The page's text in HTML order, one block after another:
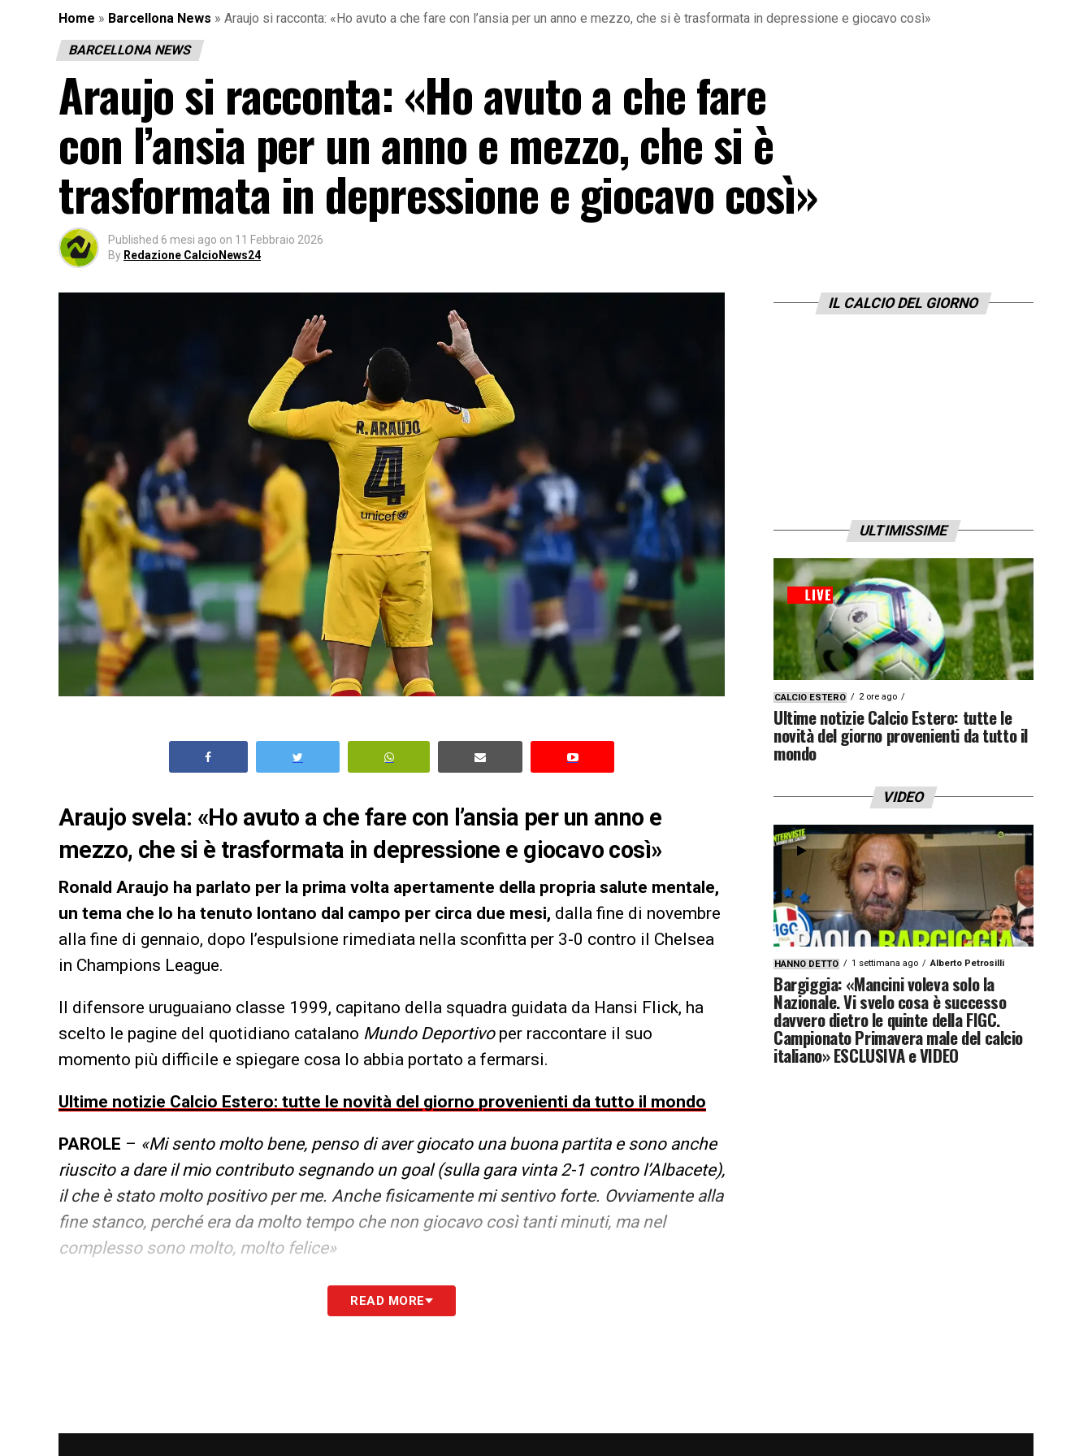
Home » Barcellona News » Araujo si racconta: «Ho avuto a che fare con l’ansia per un anno e mezzo, che si è trasformata in depressione e giocavo così»
BARCELLONA NEWS
Araujo si racconta: «Ho avuto a che fare
con l’ansia per un anno e mezzo, che si è
trasformata in depressione e giocavo così»
Published 6 mesi ago on 11 Febbraio 2026
By Redazione CalcioNews24
Araujo svela: «Ho avuto a che fare con l’ansia per un anno e
mezzo, che si è trasformata in depressione e giocavo così»
Ronald Araujo ha parlato per la prima volta apertamente della propria salute mentale,
un tema che lo ha tenuto lontano dal campo per circa due mesi, dalla fine di novembre
alla fine di gennaio, dopo l’espulsione rimediata nella sconfitta per 3-0 contro il Chelsea
in Champions League.
Il difensore uruguaiano classe 1999, capitano della squadra guidata da Hansi Flick, ha
scelto le pagine del quotidiano catalano Mundo Deportivoper raccontare il suo
momento più difficile e spiegare cosa lo abbia portato a fermarsi.
Ultime notizie Calcio Estero: tutte le novità del giorno provenienti da tutto il mondo
PAROLE – «Mi sento molto bene, penso di aver giocato una buona partita e sono anche
riuscito a dare il mio contributo segnando un goal (sulla gara vinta 2-1 contro l’Albacete),
il che è stato molto positivo per me. Anche fisicamente mi sentivo forte. Ovviamente alla
fine stanco, perché era da molto tempo che non giocavo così tanti minuti, ma nel
complesso sono molto, molto felice»
«Da Londra è cambiato parecchio perché ho imparato
molto in questo periodo. Penso che sia stata la cosa giusta da fare dopo quella
READ MORE
IL CALCIO DEL GIORNO
ULTIMISSIME
CALCIO ESTERO 2 ore ago
Ultime notizie Calcio Estero: tutte le
novità del giorno provenienti da tutto il
mondo
VIDEO
HANNO DETTO 1 settimana ago Alberto Petrosilli
Bargiggia: «Mancini voleva solo la
Nazionale. Vi svelo cosa è successo
davvero dietro le quinte della FIGC.
Campionato Primavera male del calcio
italiano» ESCLUSIVA e VIDEO